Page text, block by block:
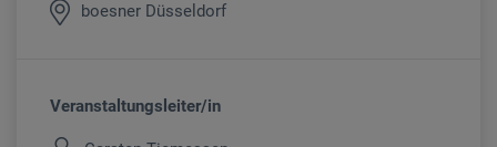
boesner Düsseldorf
Veranstaltungsleiter/in